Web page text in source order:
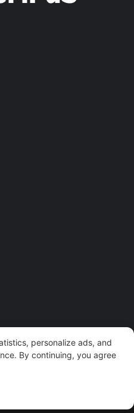
YouTubeInstagram
personalize ads, and
By continuing, you agree